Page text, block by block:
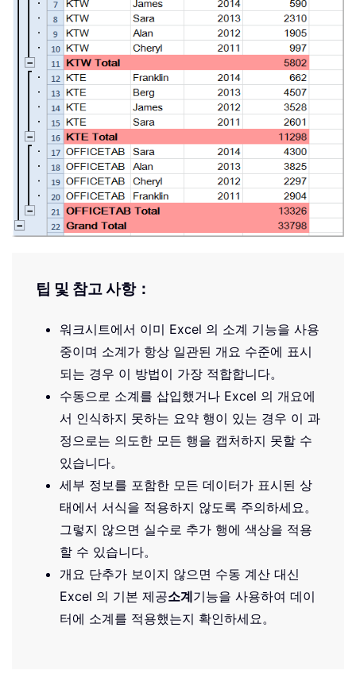
팁 및 참고 사항：
워크시트에서 이미 Excel 의 소계 기능을 사용
중이며 소계가 항상 일관된 개요 수준에 표시
되는 경우 이 방법이 가장 적합합니다。
수동으로 소계를 삽입했거나 Excel 의 개요에
서 인식하지 못하는 요약 행이 있는 경우 이 과
정으로는 의도한 모든 행을 캡처하지 못할 수
있습니다。
세부 정보를 포함한 모든 데이터가 표시된 상
태에서 서식을 적용하지 않도록 주의하세요。
그렇지 않으면 실수로 추가 행에 색상을 적용
할 수 있습니다。
개요 단추가 보이지 않으면 수동 계산 대신
Excel 의 기본 제공소계기능을 사용하여 데이
터에 소계를 적용했는지 확인하세요。